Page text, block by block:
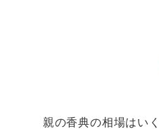
親の香典の相場はい